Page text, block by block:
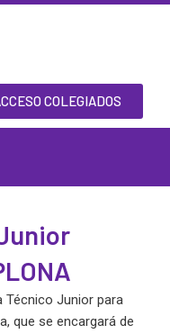
COLEGIADOS
Junior para
que se encargará de